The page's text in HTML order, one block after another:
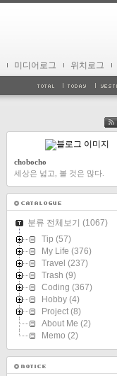
미디어로그 위치로그
chobocho
세상은 넓고, 볼 것은 많다.
분류 전체보기 (1067)
Tip (57)
My Life (376)
Travel (237)
Trash (9)
Coding (367)
Hobby (4)
Project (8)
About Me (2)
Memo (2)